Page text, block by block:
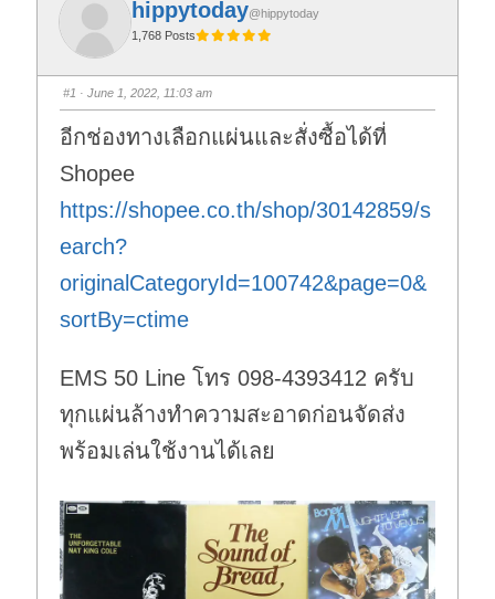
hippytoday@hippytoday
1,768 Posts
#1 · June 1, 2022, 11:03 am
อีกช่องทางเลือกแผ่นและสั่งซื้อได้ที่
Shopee
https://shopee.co.th/shop/30142859/s
earch?
originalCategoryId=100742&page=0&
sortBy=ctime
EMS 50 Line โทร 098-4393412 ครับ
ทุกแผ่นล้างทำความสะอาดก่อนจัดส่ง
พร้อมเล่นใช้งานได้เลย